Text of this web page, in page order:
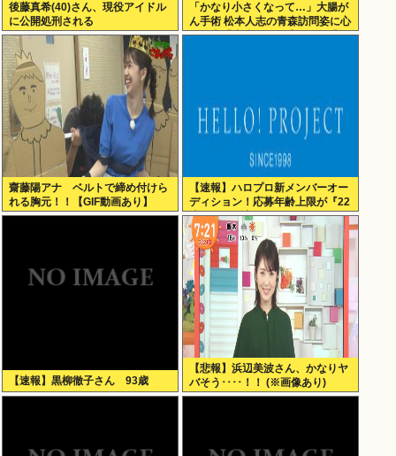
後藤真希(40)さん、現役アイドル
に公開処刑される
「かなり小さくなって…」大腸が
ん手術 松本人志の青森訪問姿に心
配の声「脂肪のない感じが」「無
齋藤陽アナ ベルトで締め付けら
れる胸元！！【GIF動画あり】
【速報】ハロプロ新メンバーオー
ディション！応募年齢上限が『22
歳』に引き上げられる
【速報】黒柳徹子さん 93歳
【悲報】浜辺美波さん、かなりヤ
バそう････！！ (※画像あり)